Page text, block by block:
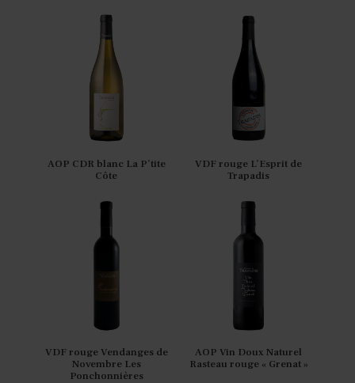
AOP CDR blanc La P’tite
Côte
VDF rouge L’Esprit de
Trapadis
VDF rouge Vendanges de
Novembre Les
Ponchonnières
AOP Vin Doux Naturel
Rasteau rouge « Grenat »